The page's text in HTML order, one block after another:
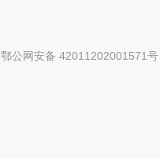
鄂公网安备 42011202001571号